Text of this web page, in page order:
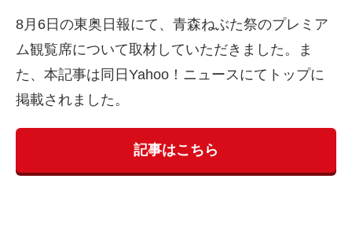
8月6日の東奥日報にて、青森ねぶた祭のプレミア
ム観覧席について取材していただきました。ま
た、本記事は同日Yahoo！ニュースにてトップに
掲載されました。
記事はこちら